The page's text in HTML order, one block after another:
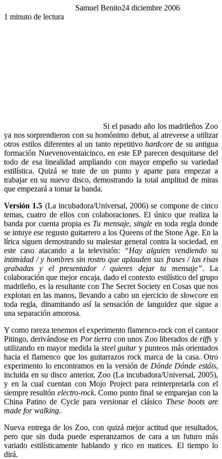
Samuel Benito24 diciembre 2006
1 minuto de lectura
Si el pasado año los madrileños Zoo
ya nos sorprendieron con su homónimo debut, al atreverse a utilizar
otros estilos diferentes al un tanto repetitivohardcorede su antigua
formación Nuevenoventaicinco, en este EP parecen desquitarse del
todo de esa linealidad ampliando con mayor empeño su variedad
estilística. Quizá se trate de un punto y aparte para empezar a
trabajar en su nuevo disco, demostrando la total amplitud de miras
que empezará a tomar la banda.
Versión 1.5 (La incubadora/Universal, 2006) se compone de cinco
temas, cuatro de ellos con colaboraciones. El único que realiza la
banda por cuenta propia es Tu mensaje, singleen toda regla donde
se intuye ese regusto guitarrero a los Queens of the Stone Age. En la
lírica siguen demostrando su malestar general contra la sociedad, en
este caso atacando a la televisión: “Hay alguien vendiendo su
intimidad / y hombres sin rostro que aplauden sus frases / las risas
grabadas y el presentador / quieres dejar tu mensaje”. La
colaboración que mejor encaja, dado el contexto estilístico del grupo
madrileño, es la resultante con The Secret Society en Cosas que nos
explotan en las manos, llevando a cabo un ejercicio de slowcore en
toda regla, dinamitando así la sensación de languidez que sigue a
una separación amorosa.
Y como rareza tenemos el experimento flamenco-rock con el cantaor
Pitingo, derivándose en Por tierra con unos Zoo liberados deriffsy
utilizando en mayor medida la steel guitary punteos más orientados
hacia el flamenco que los guitarrazos rock marca de la casa. Otro
experimento lo encontramos en la versión de Dónde Dónde estáis,
incluida en su disco anterior, Zoo (La incubadora/Universal, 2005),
y en la cual cuentan con Mojo Project para reinterpretarla con el
siempre resultón electro-rock. Como punto final se emparejan con la
China Patino de Cycle para versionar el clásico These boots are
made for walking.
Nueva entrega de los Zoo, con quizá mejor actitud que resultados,
pero que sin duda puede esperanzarnos de cara a un futuro más
variado estilísticamente hablando y rico en matices. El tiempo lo
dirá.